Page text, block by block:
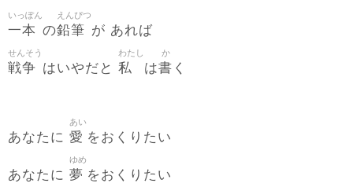
一本
いっぽん
の鉛筆
えんぴつ
が あれば
戦争
せんそう
はいやだと 私
わたし
は書
か
く
あなたに 愛
あい
をおくりたい
あなたに 夢
ゆめ
をおくりたい